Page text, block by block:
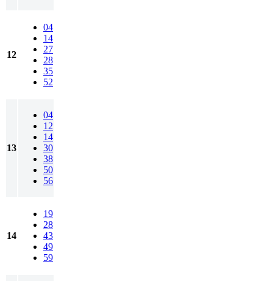
12
04
14
27
28
35
52
13
04
12
14
30
38
50
56
14
19
28
43
49
59